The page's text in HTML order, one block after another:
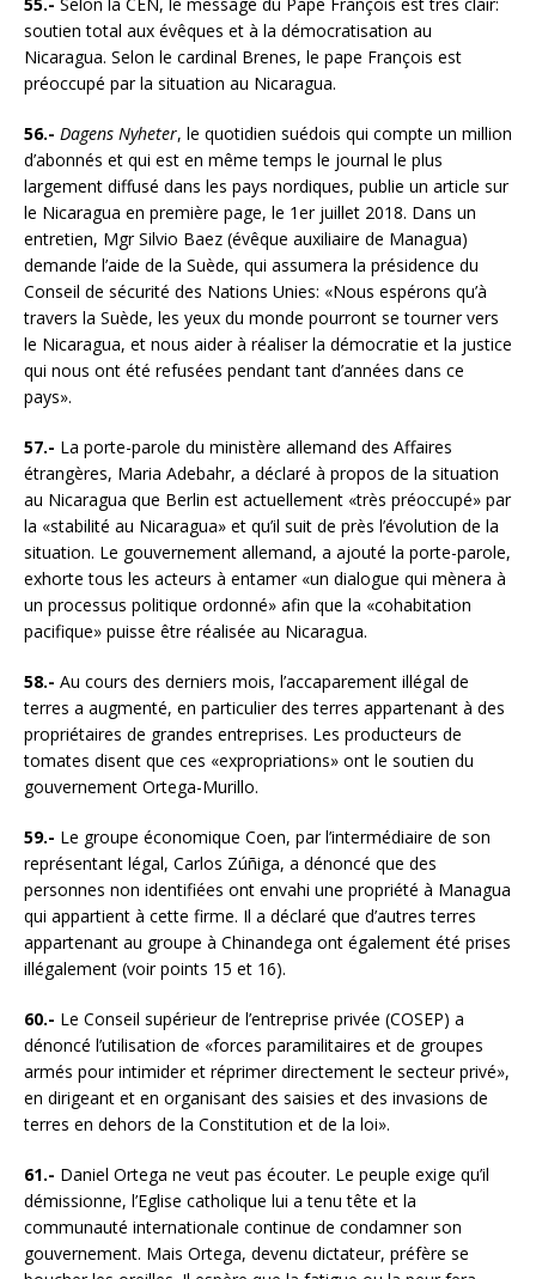
soutien total aux évêques et à la démocratisation au
Nicaragua. Selon le cardinal Brenes, le pape François est
préoccupé par la situation au Nicaragua.
56.- Dagens Nyheter, le quotidien suédois qui compte un million
d’abonnés et qui est en même temps le journal le plus
largement diffusé dans les pays nordiques, publie un article sur
le Nicaragua en première page, le 1er juillet 2018. Dans un
entretien, Mgr Silvio Baez (évêque auxiliaire de Managua)
demande l’aide de la Suède, qui assumera la présidence du
Conseil de sécurité des Nations Unies: «Nous espérons qu’à
travers la Suède, les yeux du monde pourront se tourner vers
le Nicaragua, et nous aider à réaliser la démocratie et la justice
qui nous ont été refusées pendant tant d’années dans ce
pays».
57.- La porte-parole du ministère allemand des Affaires
étrangères, Maria Adebahr, a déclaré à propos de la situation
au Nicaragua que Berlin est actuellement «très préoccupé» par
la «stabilité au Nicaragua» et qu’il suit de près l’évolution de la
situation. Le gouvernement allemand, a ajouté la porte-parole,
exhorte tous les acteurs à entamer «un dialogue qui mènera à
un processus politique ordonné» afin que la «cohabitation
pacifique» puisse être réalisée au Nicaragua.
58.- Au cours des derniers mois, l’accaparement illégal de
terres a augmenté, en particulier des terres appartenant à des
propriétaires de grandes entreprises. Les producteurs de
tomates disent que ces «expropriations» ont le soutien du
gouvernement Ortega-Murillo.
59.- Le groupe économique Coen, par l’intermédiaire de son
représentant légal, Carlos Zúñiga, a dénoncé que des
personnes non identifiées ont envahi une propriété à Managua
qui appartient à cette firme. Il a déclaré que d’autres terres
appartenant au groupe à Chinandega ont également été prises
illégalement (voir points 15 et 16).
60.- Le Conseil supérieur de l’entreprise privée (COSEP) a
dénoncé l’utilisation de «forces paramilitaires et de groupes
armés pour intimider et réprimer directement le secteur privé»,
en dirigeant et en organisant des saisies et des invasions de
terres en dehors de la Constitution et de la loi».
61.- Daniel Ortega ne veut pas écouter. Le peuple exige qu’il
démissionne, l’Eglise catholique lui a tenu tête et la
communauté internationale continue de condamner son
gouvernement. Mais Ortega, devenu dictateur, préfère se